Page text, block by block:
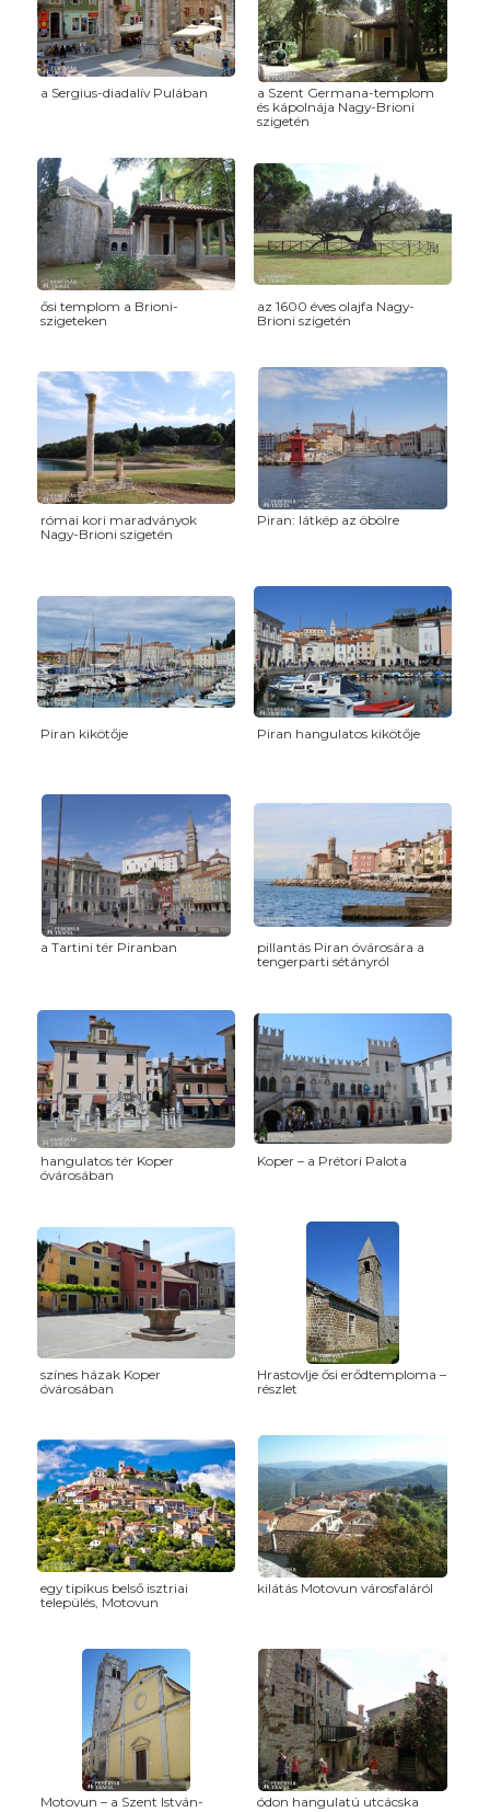
a Sergius-diadalív Pulában
a Szent Germana-templom
és kápolnája Nagy-Brioni
szigetén
ősi templom a Brioni-
szigeteken
az 1600 éves olajfa Nagy-
Brioni szigetén
római kori maradványok
Nagy-Brioni szigetén
Piran: látkép az öbölre
Piran kikötője Piran hangulatos kikötője
a Tartini tér Piranban
pillantás Piran óvárosára a
tengerparti sétányról
hangulatos tér Koper
óvárosában
Koper – a Prétori Palota
színes házak Koper
óvárosában
Hrastovlje ősi erődtemploma –
részlet
egy tipikus belső isztriai
település, Motovun
kilátás Motovun városfaláról
Motovun – a Szent István-
ódon hangulatú utcácska